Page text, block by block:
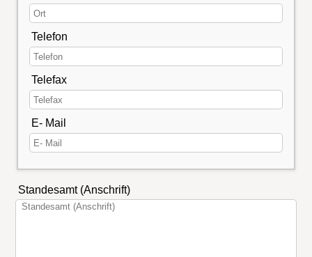
Telefon
Telefax
E- Mail
Standesamt (Anschrift)